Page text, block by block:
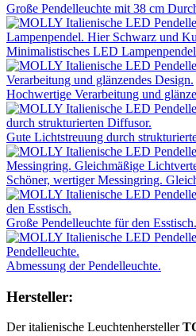
Große Pendelleuchte mit 38 cm
Minimalistisches LED
Hochwertige Verarbeitung und
Gute Lichtstreuung durch
Schöner, wertiger Messingring.
Große Pendelleuchte für den Esstisch.
Abmessung der Pendelleuchte.
Hersteller:
Der italienische Leuchtenhersteller